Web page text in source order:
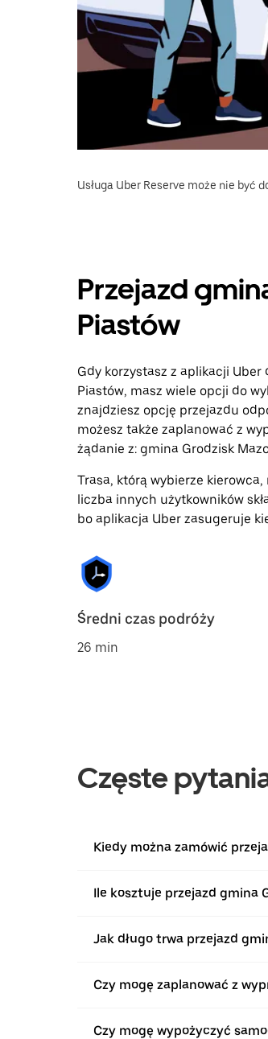
Usługa Uber Reserve może nie być
Przejazd
Piastów
Gdy korzystasz z aplikacji
Piastów, masz wiele opcji do
znajdziesz opcję przejazdu
możesz także zaplanować z
żądanie z: gmina Grodzisk
Trasa, którą wybierze
liczba innych użytkowników
bo aplikacja Uber zasugeruje
Średni czas podróży
26 min
Częste
Kiedy można zamówić
Ile kosztuje przejazd gmina
Jak długo trwa przejazd
Czy mogę zaplanować z
Czy mogę wypożyczyć